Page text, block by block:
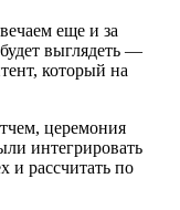
еще и за
выглядеть —
который на
церемония
интегрировать
и рассчитать по